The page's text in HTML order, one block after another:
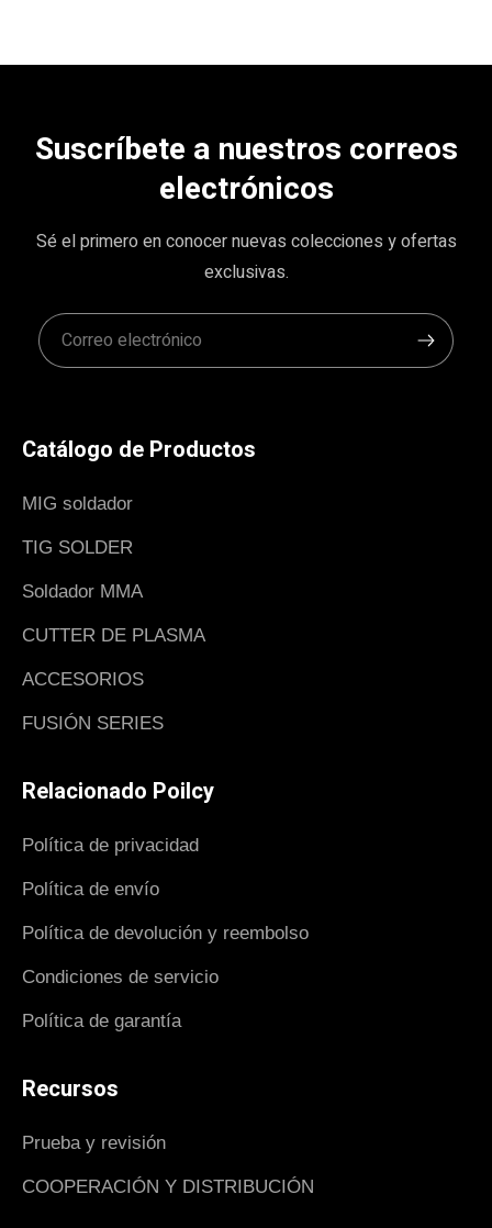
Suscríbete a nuestros correos
electrónicos
Sé el primero en conocer nuevas colecciones y ofertas
exclusivas.
Catálogo de Productos
MIG soldador
TIG SOLDER
Soldador MMA
CUTTER DE PLASMA
ACCESORIOS
FUSIÓN SERIES
Relacionado Poilcy
Política de privacidad
Política de envío
Política de devolución y reembolso
Condiciones de servicio
Política de garantía
Recursos
Prueba y revisión
COOPERACIÓN Y DISTRIBUCIÓN